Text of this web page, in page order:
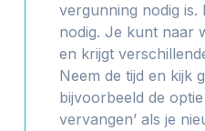
vergunning nodig is.
nodig. Je kunt naar
en krijgt
Neem de tijd en kijk
bijvoorbeeld de
vervangen’ als je